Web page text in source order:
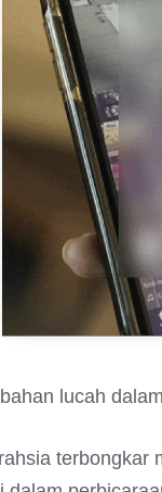
lucah
terbongkar